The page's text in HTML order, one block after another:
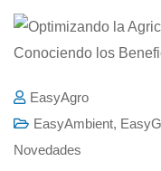
EasyAgro
EasyAmbient,
Novedades